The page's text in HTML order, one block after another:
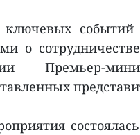
событий
о